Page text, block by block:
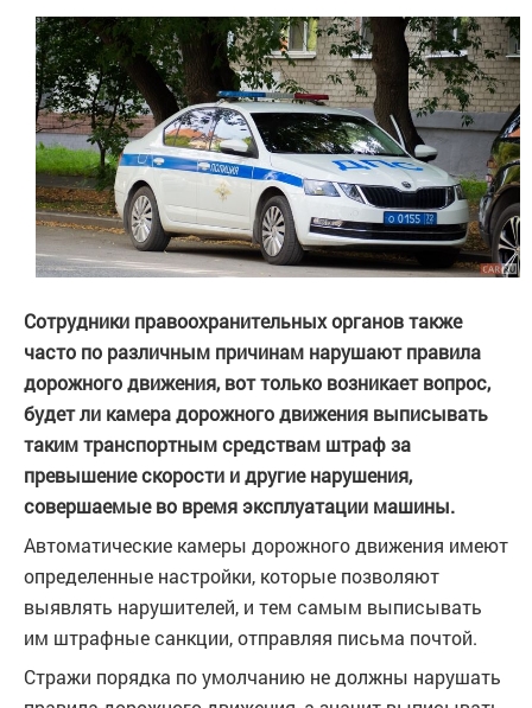
Сотрудники правоохранительных органов также
часто по различным причинам нарушают правила
дорожного движения, вот только возникает вопрос,
будет ли камера дорожного движения выписывать
таким транспортным средствам штраф за
превышение скорости и другие нарушения,
совершаемые во время эксплуатации машины.
Автоматические камеры дорожного движения имеют
определенные настройки, которые позволяют
выявлять нарушителей, и тем самым выписывать
им штрафные санкции, отправляя письма почтой.
Стражи порядка по умолчанию не должны нарушать